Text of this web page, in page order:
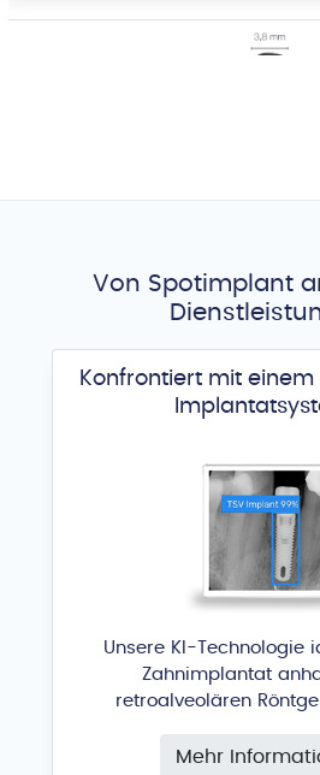
Von Spotimplant
Konfrontiert mit
Unsere KI-Technologie
Zahnimplantat
retroalveolären
Mehr